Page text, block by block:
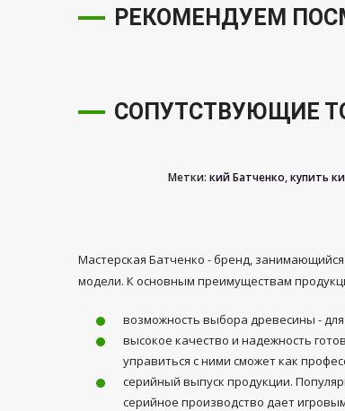
РЕКОМЕНДУЕМ
СОПУТСТВУЮЩИЕ
Метки: кий Батченко,купить
Мастерская Батченко - бренд,
модели. К основным преимуществам
возможность выбора древесины -
высокое качество и надежность
управиться с ними сможет как
серийный выпуск продукции.
серийное производство дает